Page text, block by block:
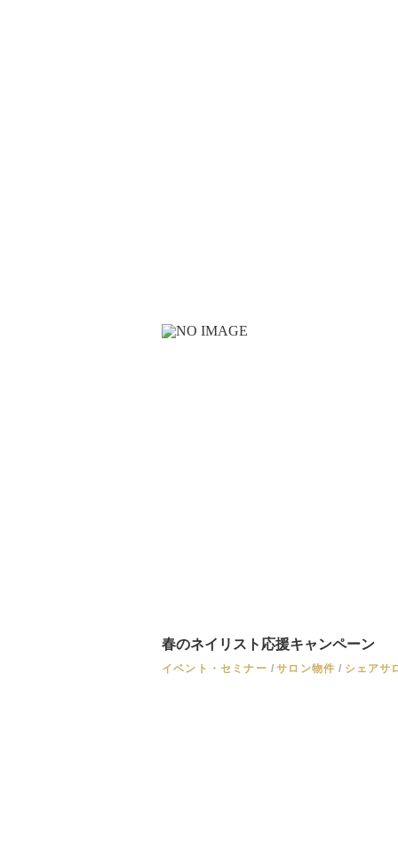
春のネイリスト応援キャンペーン
イベント・セミナー サロン物件 シェアサ